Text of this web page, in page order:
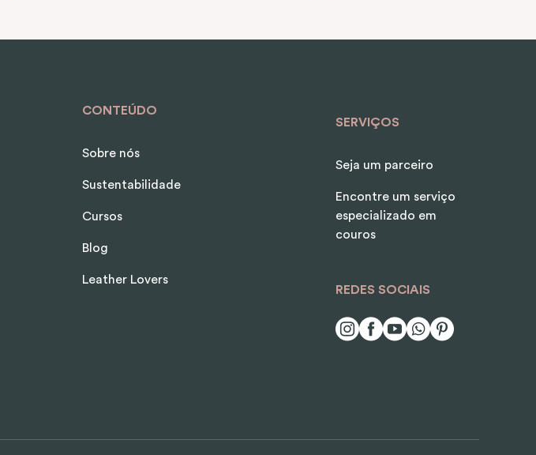
CONTEÚDO
Sobre nós
Sustentabilidade
Cursos
Blog
Leather Lovers
SERVIÇOS
Seja um parceiro
Encontre um serviço
especializado em
couros
REDES SOCIAIS